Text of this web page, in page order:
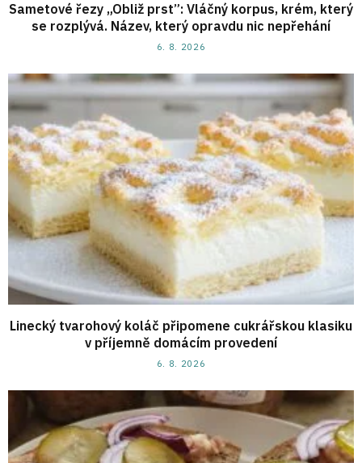
Sametové řezy „Obliž prst”: Vláčný korpus, krém, který
se rozplývá. Název, který opravdu nic nepřehání
6. 8. 2026
Linecký tvarohový koláč připomene cukrářskou klasiku
v příjemně domácím provedení
6. 8. 2026